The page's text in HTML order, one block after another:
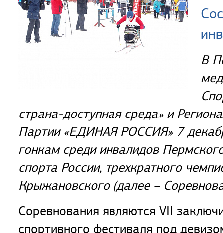
В
страна-доступная среда» и
Партии «ЕДИНАЯ РОССИЯ» 7
гонкам среди инвалидов
спорта России, трехкратного
Крыжановского (далее –
Соревнования являются VII
спортивного фестиваля под